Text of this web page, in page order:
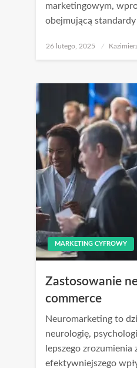
marketingowym,
obejmującą
Opublikowane
26 lutego, 2025
MARKETING CYFROWY
Zastosowanie
commerce
Neuromarketing to
neurologię,
lepszego
efektywniejszego